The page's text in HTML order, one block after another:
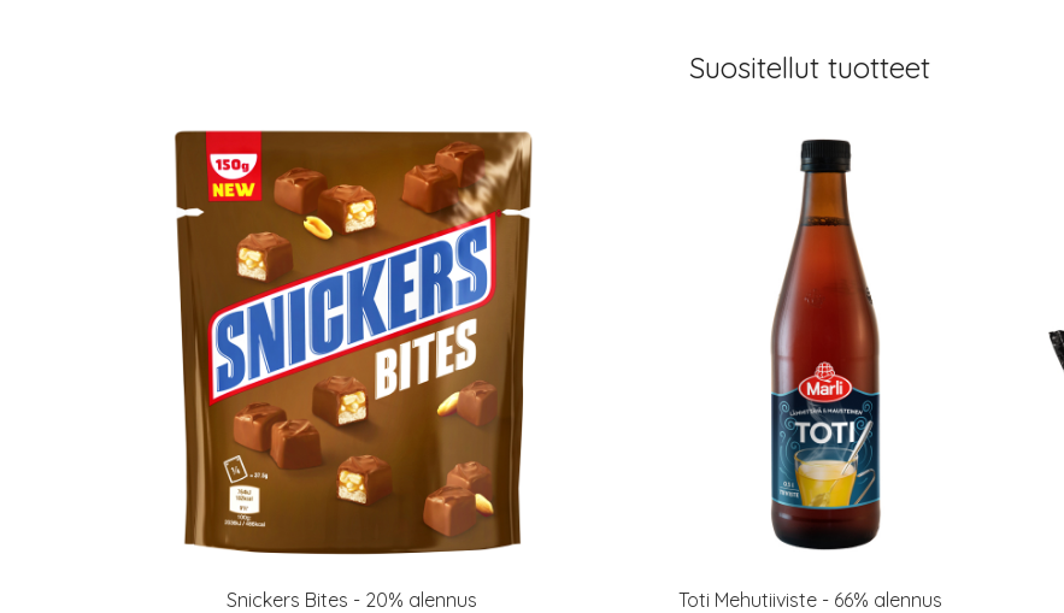
Suositellut tuotteet
Snickers Bites - 20% alennus
Toti Mehutiiviste - 66% alennus